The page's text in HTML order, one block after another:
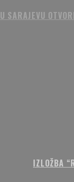
U SARAJEVU
IZLOŽBA